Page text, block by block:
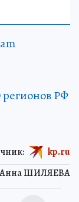
регионов РФ
Анна ШИЛЯЕВА
kp.ru